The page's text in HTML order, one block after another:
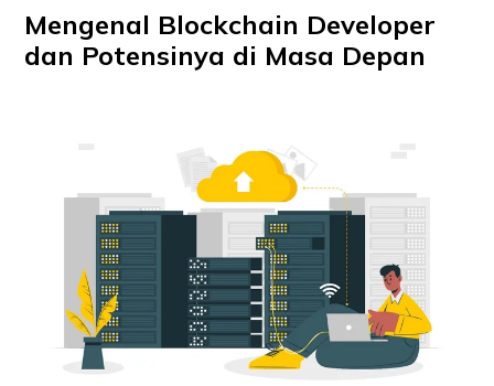
Mengenal Blockchain Developer
dan Potensinya di Masa Depan